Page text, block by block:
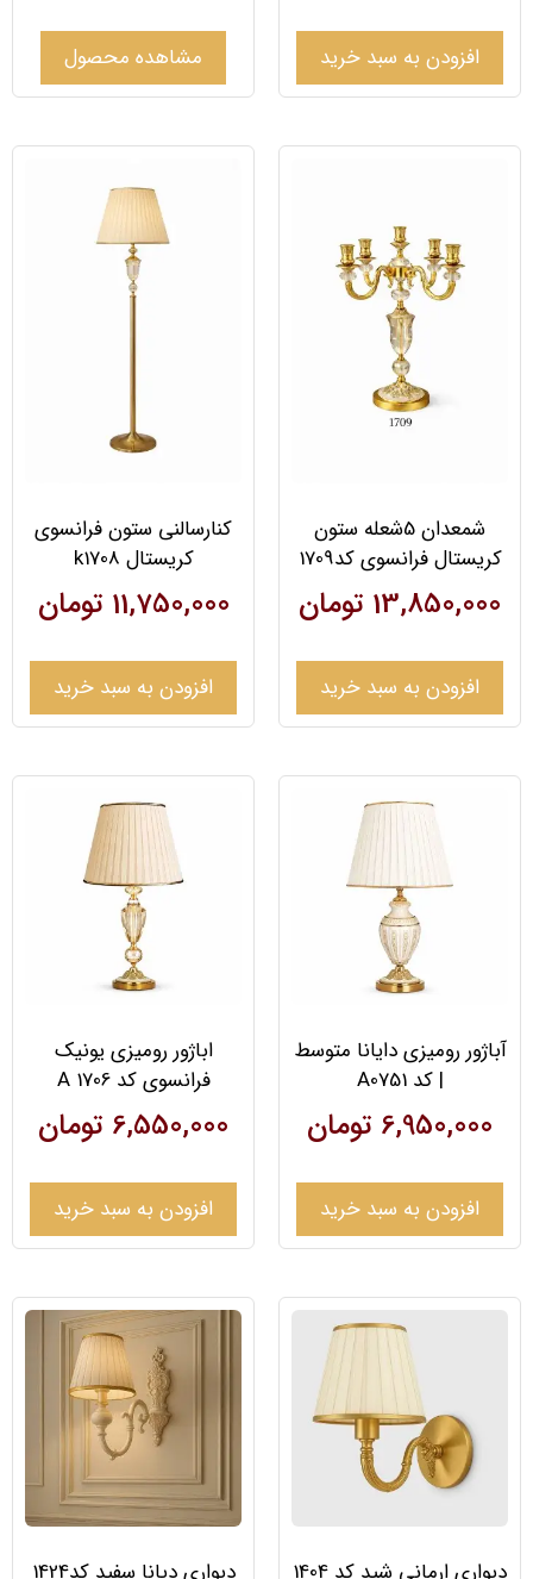
افزودن به سبد خرید مشاهده محصول
شمعدان 5شعله ستون
کریستال فرانسوی کد1709
13,850,000 تومان
افزودن به سبد خرید
کنارسالنی ستون فرانسوی
کریستال k1708
11,750,000 تومان
افزودن به سبد خرید
آباژور رومیزی دایانا متوسط
| کد A0751
6,950,000 تومان
افزودن به سبد خرید
اباژور رومیزی یونیک
فرانسوی کد 1706 A
6,550,000 تومان
افزودن به سبد خرید
دیواری ارمانی شید کد 1404 دیواری دیانا سفید کد1424